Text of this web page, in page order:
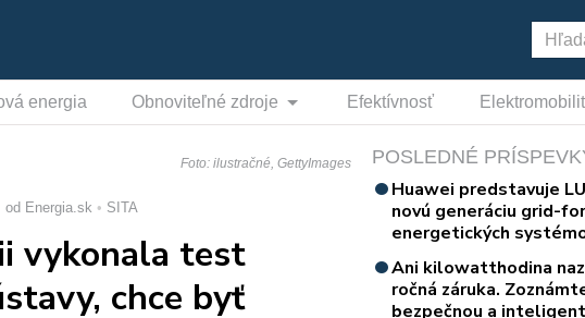
energia Obnoviteľné zdroje Efektívnosť
Foto: ilustračné, GettyImages
od Energia.sk SITA
vykonala test
chce byť
POSLEDNÉ
Huawei predstavuje
novú generáciu grid-
energetických
Ani kilowatthodina
ročná záruka.
bezpečnou a